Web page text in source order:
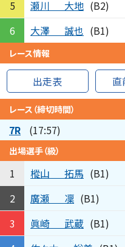
5 瀬川 大地 (B2)
6
大澤 誠也 (B1)
レース情報
出走表 直
レース（締切時間）
7R (17:57)
出場選手（級）
1 樅山 拓馬 (B1)
2
廣瀬 凜 (B1)
3
眞崎 武蔵 (B1)